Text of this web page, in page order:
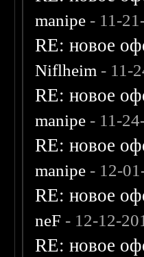
manipe - 11-
RE: новое
Niflheim - 11-
RE: новое
manipe - 11-
RE: новое
manipe - 12-
RE: новое
neF - 12-12-
RE: новое